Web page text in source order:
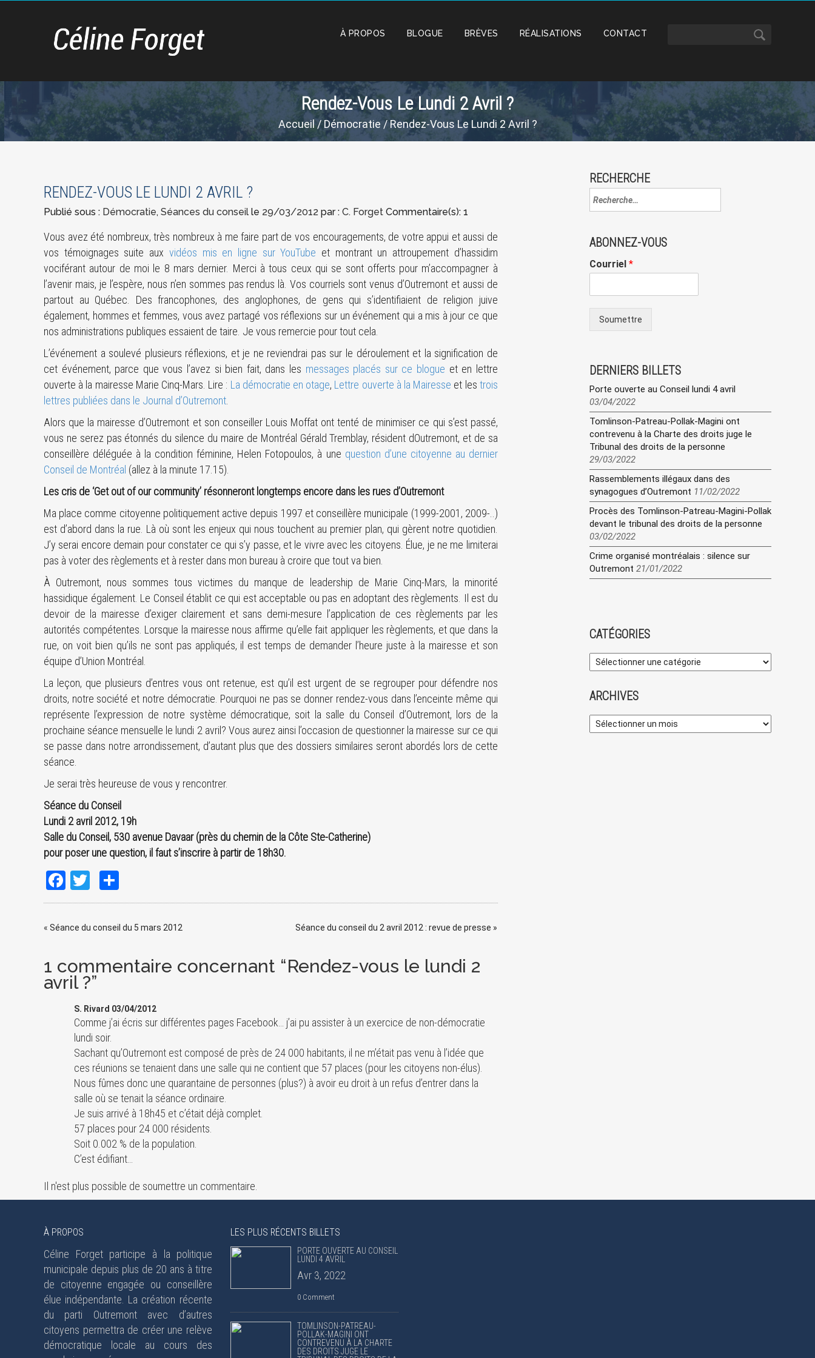
À PROPOS BLOGUE BRÈVES RÉALISATIONS CONTACT
Rendez-Vous Le Lundi 2 Avril ?
Accueil/ Démocratie / Rendez-Vous Le Lundi 2 Avril ?
RENDEZ-VOUS LE LUNDI 2 AVRIL ?
Publié sous : Démocratie, Séances du conseil le 29/03/2012 par : C. Forget Commentaire(s): 1
Vous avez été nombreux, très nombreux à me faire part de vos encouragements, de votre appui et aussi de
vos témoignages suite aux vidéos mis en ligne sur YouTube et montrant un attroupement d’hassidim
vociférant autour de moi le 8 mars dernier. Merci à tous ceux qui se sont offerts pour m’accompagner à
l’avenir mais, je l’espère, nous n’en sommes pas rendus là. Vos courriels sont venus d’Outremont et aussi de
partout au Québec. Des francophones, des anglophones, de gens qui s’identifiaient de religion juive
également, hommes et femmes, vous avez partagé vos réflexions sur un événement qui a mis à jour ce que
nos administrations publiques essaient de taire. Je vous remercie pour tout cela.
L’événement a soulevé plusieurs réflexions, et je ne reviendrai pas sur le déroulement et la signification de
cet événement, parce que vous l’avez si bien fait, dans les messages placés sur ce blogue et en lettre
ouverte à la mairesse Marie Cinq-Mars. Lire : La démocratie en otage, Lettre ouverte à la Mairesse et les trois
lettres publiées dans le Journal d’Outremont
Alors que la mairesse d’Outremont et son conseiller Louis Moffat ont tenté de minimiser ce qui s’est passé,
vous ne serez pas étonnés du silence du maire de Montréal Gérald Tremblay, résident dOutremont, et de sa
conseillère déléguée à la condition féminine, Helen Fotopoulos, à une question d’une citoyenne au dernier
Conseil de Montréal (allez à la minute 17.15).
Les cris de ‘Get out of our community’ résonneront longtemps encore dans les rues d’Outremont
Ma place comme citoyenne politiquement active depuis 1997 et conseillère municipale (1999-2001, 2009-..)
est d’abord dans la rue. Là où sont les enjeux qui nous touchent au premier plan, qui gèrent notre quotidien.
J’y serai encore demain pour constater ce qui s’y passe, et le vivre avec les citoyens. Élue, je ne me limiterai
pas à voter des règlements et à rester dans mon bureau à croire que tout va bien.
À Outremont, nous sommes tous victimes du manque de leadership de Marie Cinq-Mars, la minorité
hassidique également. Le Conseil établit ce qui est acceptable ou pas en adoptant des règlements. Il est du
devoir de la mairesse d’exiger clairement et sans demi-mesure l’application de ces règlements par les
autorités compétentes. Lorsque la mairesse nous affirme qu’elle fait appliquer les règlements, et que dans la
rue, on voit bien qu’ils ne sont pas appliqués, il est temps de demander l’heure juste à la mairesse et son
équipe d’Union Montréal.
La leçon, que plusieurs d’entres vous ont retenue, est qu’il est urgent de se regrouper pour défendre nos
droits, notre société et notre démocratie. Pourquoi ne pas se donner rendez-vous dans l’enceinte même qui
représente l’expression de notre système démocratique, soit la salle du Conseil d’Outremont, lors de la
prochaine séance mensuelle le lundi 2 avril? Vous aurez ainsi l’occasion de questionner la mairesse sur ce qui
se passe dans notre arrondissement, d’autant plus que des dossiers similaires seront abordés lors de cette
séance.
Je serai très heureuse de vous y rencontrer.
Séance du Conseil
Lundi 2 avril 2012, 19h
Salle du Conseil, 530 avenue Davaar (près du chemin de la Côte Ste-Catherine)
pour poser une question, il faut s’inscrire à partir de 18h30.
FacebookTwitter
« Séance du conseil du 5 mars 2012 Séance du conseil du 2 avril 2012 : revue de presse »
1 commentaire concernant “Rendez-vous le lundi 2
avril ?”
S. Rivard 03/04/2012
Comme j’ai écris sur différentes pages Facebook… j’ai pu assister à un exercice de non-démocratie
lundi soir.
Sachant qu’Outremont est composé de près de 24 000 habitants, il ne m’était pas venu à l’idée que
ces réunions se tenaient dans une salle qui ne contient que 57 places (pour les citoyens non-élus).
Nous fûmes donc une quarantaine de personnes (plus?) à avoir eu droit à un refus d’entrer dans la
salle où se tenait la séance ordinaire.
Je suis arrivé à 18h45 et c’était déjà complet.
57 places pour 24 000 résidents.
Soit 0.002 % de la population.
C’est édifiant…
Il n'est plus possible de soumettre un commentaire.
RECHERCHE
ABONNEZ-VOUS
Courriel *
Soumettre
DERNIERS BILLETS
Porte ouverte au Conseil lundi 4 avril
03/04/2022
Tomlinson-Patreau-Pollak-Magini ont
contrevenu à la Charte des droits juge le
Tribunal des droits de la personne
29/03/2022
Rassemblements illégaux dans des
synagogues d’Outremont 11/02/2022
Procès des Tomlinson-Patreau-Magini-Pollak
devant le tribunal des droits de la personne
03/02/2022
Crime organisé montréalais : silence sur
Outremont 21/01/2022
CATÉGORIES
ARCHIVES
À PROPOS
Céline Forget participe à la politique
municipale depuis plus de 20 ans à titre
de citoyenne engagée ou conseillère
élue indépendante. La création récente
du parti Outremont avec d’autres
citoyens permettra de créer une relève
démocratique locale au cours des
LES PLUS RÉCENTS BILLETS
PORTE OUVERTE AU CONSEIL
LUNDI 4 AVRIL
Avr 3, 2022
0 Comment
TOMLINSON-PATREAU-
POLLAK-MAGINI ONT
CONTREVENU À LA CHARTE
DES DROITS JUGE LE